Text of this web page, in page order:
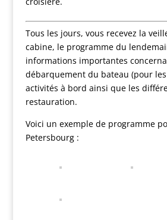
Tous les jours, vous recevez la
cabine, le programme du
informations importantes
débarquement du bateau (pour
activités à bord ainsi que les
restauration.
Voici un exemple de programme
Petersbourg :